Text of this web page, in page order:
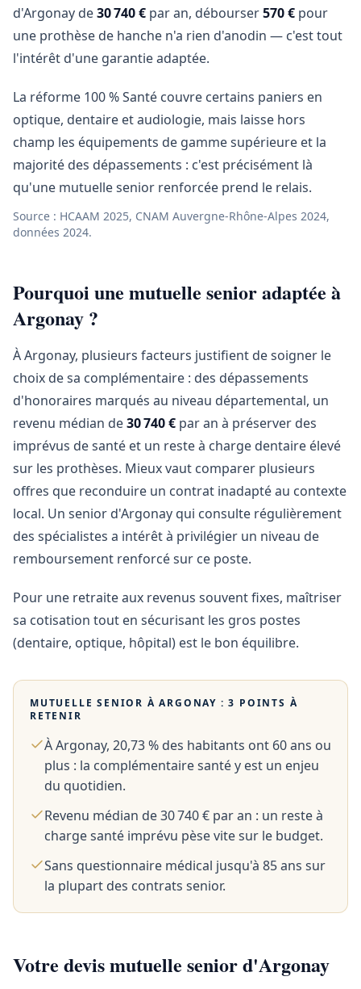
d'Argonay de30 740 € par an, débourser570 € pour
une prothèse de hanche n'a rien d'anodin — c'est tout
l'intérêt d'une garantie adaptée.
La réforme 100 % Santé couvre certains paniers en
optique, dentaire et audiologie, mais laisse hors
champ les équipements de gamme supérieure et la
majorité des dépassements : c'est précisément là
qu'une mutuelle senior renforcée prend le relais.
Source : HCAAM 2025, CNAM Auvergne-Rhône-Alpes 2024,
données 2024.
Pourquoi une mutuelle senior adaptée à
Argonay ?
À Argonay, plusieurs facteurs justifient de soigner le
choix de sa complémentaire : des dépassements
d'honoraires marqués au niveau départemental, un
revenu médian de30 740 € par an à préserver des
imprévus de santé et un reste à charge dentaire élevé
sur les prothèses. Mieux vaut comparer plusieurs
offres que reconduire un contrat inadapté au contexte
local. Un senior d'Argonay qui consulte régulièrement
des spécialistes a intérêt à privilégier un niveau de
remboursement renforcé sur ce poste.
Pour une retraite aux revenus souvent fixes, maîtriser
sa cotisation tout en sécurisant les gros postes
(dentaire, optique, hôpital) est le bon équilibre.
MUTUELLE SENIOR ÀARGONAY : 3 POINTS À
RETENIR
À Argonay, 20,73 % des habitants ont 60 ans ou
plus : la complémentaire santé y est un enjeu
du quotidien.
Revenu médian de 30 740 € par an : un reste à
charge santé imprévu pèse vite sur le budget.
Sans questionnaire médical jusqu'à 85 ans sur
la plupart des contrats senior.
Votre devis mutuelle senior d'Argonay